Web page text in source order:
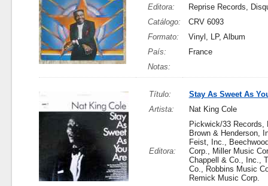
Editora:
Reprise Records,
Catálogo:
CRV 6093
Formato:
Vinyl, LP, Album
País:
France
Notas:
Título:
Stay As Sweet As
Artista:
Nat King Cole
Editora:
Pickwick/33 Records,
Brown & Henderson,
Feist, Inc.,
Corp., Miller Music
Chappell & Co., Inc.,
Co., Robbins Music
Remick Music Corp.